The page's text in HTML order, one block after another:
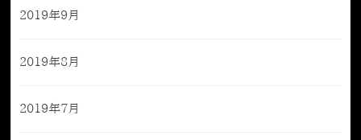
2019年9月
2019年8月
2019年7月